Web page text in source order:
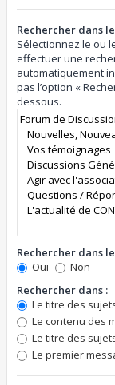
Rechercher dans
Sélectionnez le ou
effectuer une
automatiquement
pas l’option «
dessous.
Rechercher dans
Oui
Non
Rechercher dans :
Le titre des
Le contenu des
Le titre des
Le premier